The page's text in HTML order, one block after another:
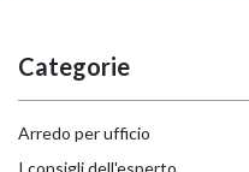
Categorie
Arredo per ufficio
I consigli dell'esperto